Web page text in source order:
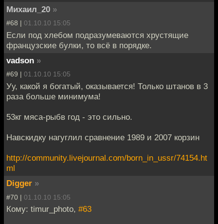
Михаил_20 »
#68 | 01.10.10 15:05
Если под хлебом подразумеваются хрустящие
французские булки, то всё в порядке.
vadson »
#69 | 01.10.10 15:05
Уу, какой я богатый, оказывается! Только штанов в 3
раза больше минимума!
53кг мяса-рыбв год - это сильно.
Навскидку нагуглил сравнение 1989 и 2007 корзин
http://community.livejournal.com/born_in_ussr/74154.ht
ml
Digger »
#70 | 01.10.10 15:05
Кому: timur_photo, #63